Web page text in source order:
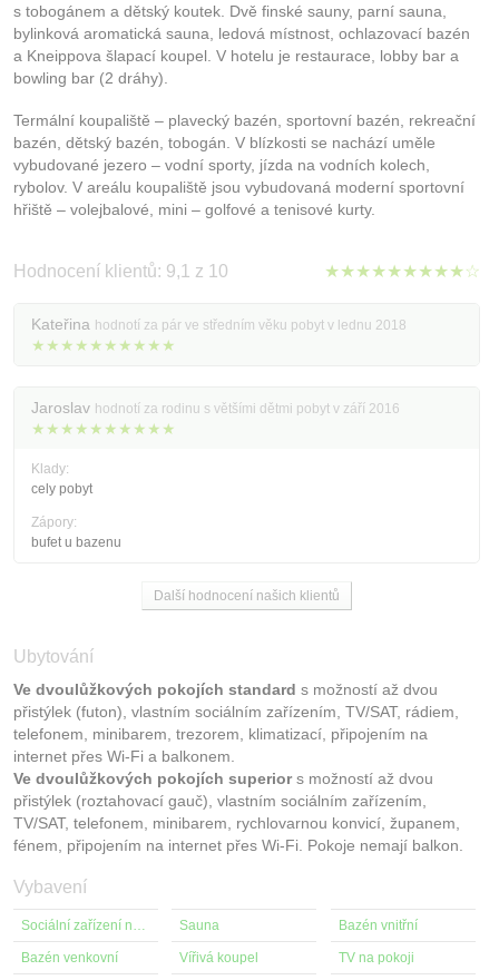
s tobogánem a dětský koutek. Dvě finské sauny, parní sauna,
bylinková aromatická sauna, ledová místnost, ochlazovací bazén
a Kneippova šlapací koupel. V hotelu je restaurace, lobby bar a
bowling bar (2 dráhy).
Termální koupaliště – plavecký bazén, sportovní bazén, rekreační
bazén, dětský bazén, tobogán. V blízkosti se nachází uměle
vybudované jezero – vodní sporty, jízda na vodních kolech,
rybolov. V areálu koupaliště jsou vybudovaná moderní sportovní
hřiště – volejbalové, mini – golfové a tenisové kurty.
Hodnocení klientů: 9,1 z 10 ★★★★★★★★★☆
Kateřina hodnotí za pár ve středním věku pobyt v lednu 2018
★★★★★★★★★★
Jaroslav hodnotí za rodinu s většími dětmi pobyt v září 2016
★★★★★★★★★★
Klady:
cely pobyt
Zápory:
bufet u bazenu
Další hodnocení našich klientů
Ubytování
Ve dvoulůžkových pokojích standard s možností až dvou
přistýlek (futon), vlastním sociálním zařízením, TV/SAT, rádiem,
telefonem, minibarem, trezorem, klimatizací, připojením na
internet přes Wi-Fi a balkonem.
Ve dvoulůžkových pokojích superiors možností až dvou
přistýlek (roztahovací gauč), vlastním sociálním zařízením,
TV/SAT, telefonem, minibarem, rychlovarnou konvicí, županem,
fénem, připojením na internet přes Wi-Fi. Pokoje nemají balkon.
Vybavení
Sociální zařízení na pokoji Sauna Bazén vnitřní
Bazén venkovní Vířivá koupel TV na pokoji